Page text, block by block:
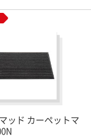
ッド カーペットマ